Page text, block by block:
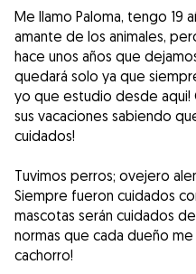
Me llamo Paloma, tengo 19
amante de los animales,
hace unos años que
quedará solo ya que
yo que estudio desde
sus vacaciones sabiendo
cuidados!
Tuvimos perros; ovejero
Siempre fueron cuidados
mascotas serán cuidados
normas que cada dueño me
cachorro!